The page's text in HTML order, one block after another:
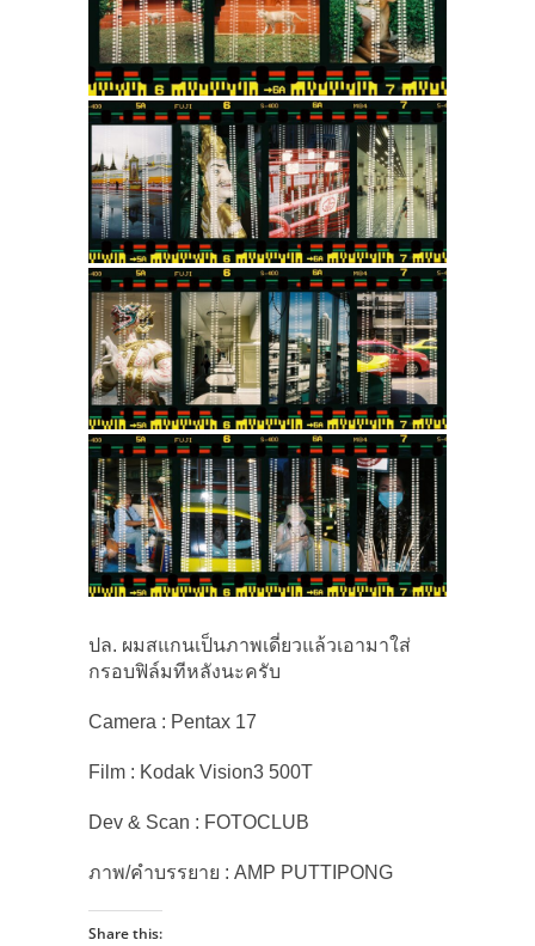
ปล. ผมสแกนเป็นภาพเดี่ยวแล้วเอามาใส่
กรอบฟิล์มทีหลังนะครับ
Camera : Pentax 17
Film : Kodak Vision3 500T
Dev & Scan : FOTOCLUB
ภาพ/คำบรรยาย : AMP PUTTIPONG
Share this: